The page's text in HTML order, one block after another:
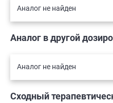
Аналог не найден
Аналог в другой
Аналог не найден
Сходный